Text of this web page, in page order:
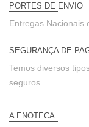
PORTES DE ENVIO
Entregas Nacionais
SEGURANÇA DE
Temos diversos
seguros.
A ENOTECA